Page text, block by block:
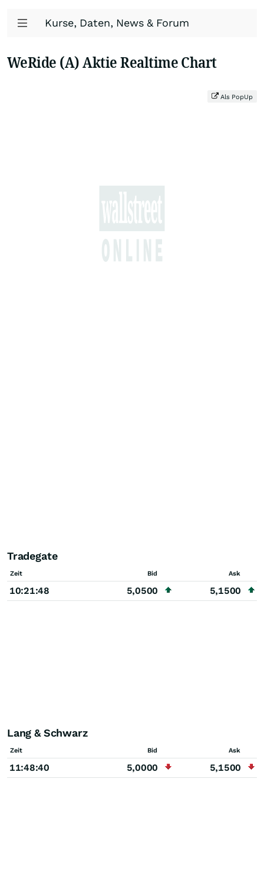
Kurse, Daten, News & Forum
WeRide (A) Aktie Realtime Chart
Als PopUp
Tradegate
Zeit Bid Ask
10:21:48 5,0500 5,1500
Lang & Schwarz
Zeit Bid Ask
11:48:40 5,0000 5,1500